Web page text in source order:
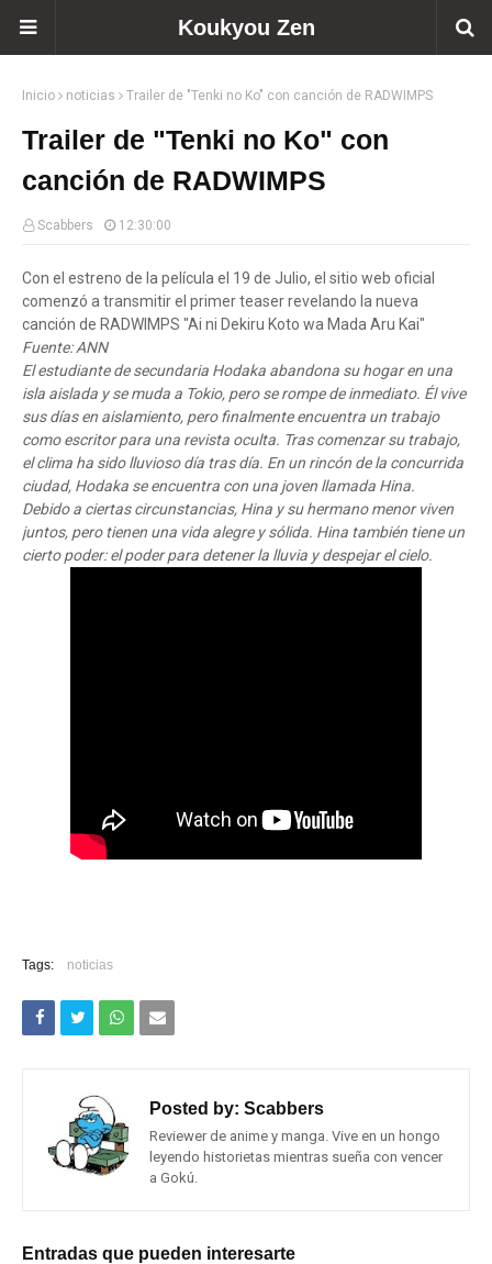
Koukyou Zen
Inicio noticias Trailer de "Tenki no Ko" con canción de RADWIMPS
Trailer de "Tenki no Ko" con
canción de RADWIMPS
Scabbers 12:30:00
Con el estreno de la película el 19 de Julio, el sitio web oficial
comenzó a transmitir el primer teaser revelando la nueva
canción de RADWIMPS "Ai ni Dekiru Koto wa Mada Aru Kai"
Fuente: ANN
El estudiante de secundaria Hodaka abandona su hogar en una
isla aislada y se muda a Tokio, pero se rompe de inmediato. Él vive
sus días en aislamiento, pero finalmente encuentra un trabajo
como escritor para una revista oculta. Tras comenzar su trabajo,
el clima ha sido lluvioso día tras día. En un rincón de la concurrida
ciudad, Hodaka se encuentra con una joven llamada Hina.
Debido a ciertas circunstancias, Hina y su hermano menor viven
juntos, pero tienen una vida alegre y sólida. Hina también tiene un
cierto poder: el poder para detener la lluvia y despejar el cielo.
Tags: noticias
Posted by: Scabbers
Reviewer de anime y manga. Vive en un hongo
leyendo historietas mientras sueña con vencer
a Gokú.
Entradas que pueden interesarte